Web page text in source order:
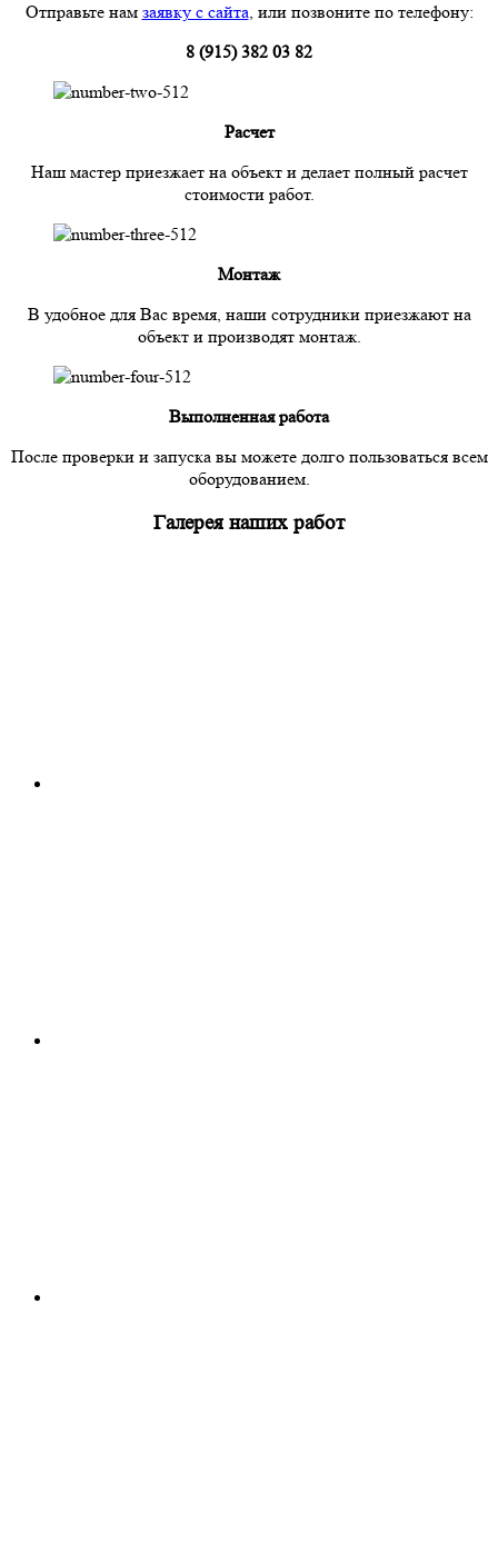
Отправьте нам заявку с сайта, или позвоните по телефону:
8 (915) 382 03 82
Расчет
Наш мастер приезжает на объект и делает полный расчет
стоимости работ.
Монтаж
В удобное для Вас время, наши сотрудники приезжают на
объект и производят монтаж.
Выполненная работа
После проверки и запуска вы можете долго пользоваться всем
оборудованием.
Галерея наших работ